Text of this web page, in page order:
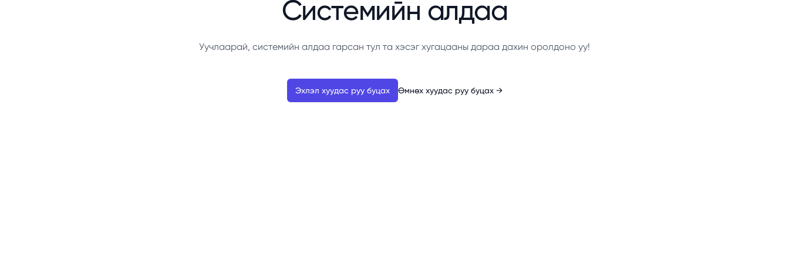
Системийн алдаа
Уучлаарай, системийн алдаа гарсан тул та хэсэг хугацааны дараа дахин оролдоно уу!
Эхлэл хуудас руу буцах Өмнөх хуудас руу буцах →